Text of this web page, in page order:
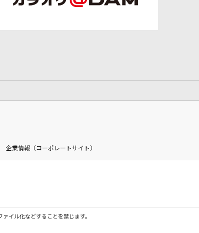
企業情報（コーポレートサイト）
イル化などすることを禁じます。